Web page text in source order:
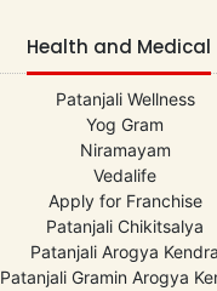
Health and Medical
Patanjali Wellness
Yog Gram
Niramayam
Vedalife
Apply for Franchise
Patanjali Chikitsalya
Patanjali Arogya Kendra
Patanjali Gramin Arogya